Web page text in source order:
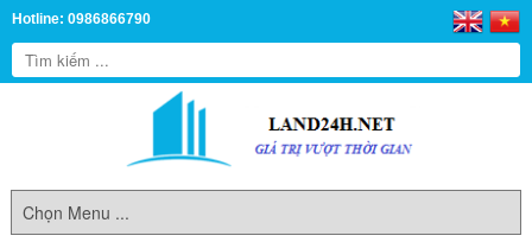
Hotline: 0986866790